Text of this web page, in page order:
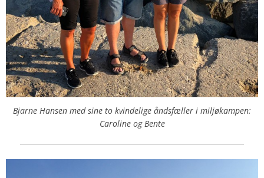
Bjarne Hansen med sine to kvindelige åndsfæller i miljøkampen:
Caroline og Bente